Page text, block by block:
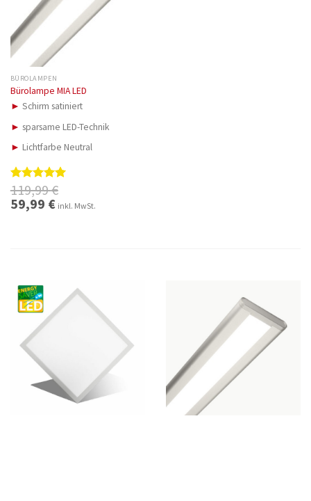
BÜROLAMPEN
Bürolampe MIA LED
► Schirm satiniert
► sparsame LED-Technik
► Lichtfarbe Neutral
Bewertet
mit 5.00
von 5
119,99€
Ursprünglicher
Preis
59,99 €Aktueller
Preis
inkl. MwSt.